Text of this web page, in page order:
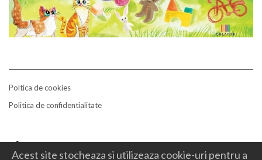
Poltica de cookies
Politica de confidentialitate
Facebook
Mail
Acest site stocheaza si utilizeaza cookie-uri pentru a